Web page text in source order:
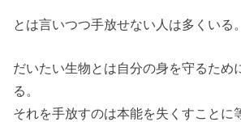
とは言いつつ手放せない人は多くいる。
だいたい生物とは自分の身を守るため
る。
それを手放すのは本能を失くすことに